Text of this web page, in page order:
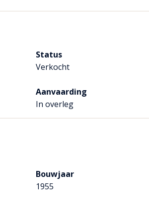
naar de woonkamer.
39 m²).
Status
Verkocht
Aanvaarding
In overleg
Bouwjaar
1955